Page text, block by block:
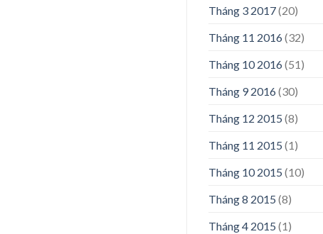
Tháng 3 2017(20)
Tháng 11 2016(32)
Tháng 10 2016(51)
Tháng 9 2016(30)
Tháng 12 2015 (8)
Tháng 11 2015 (1)
Tháng 10 2015 (10)
Tháng 8 2015 (8)
Tháng 4 2015 (1)